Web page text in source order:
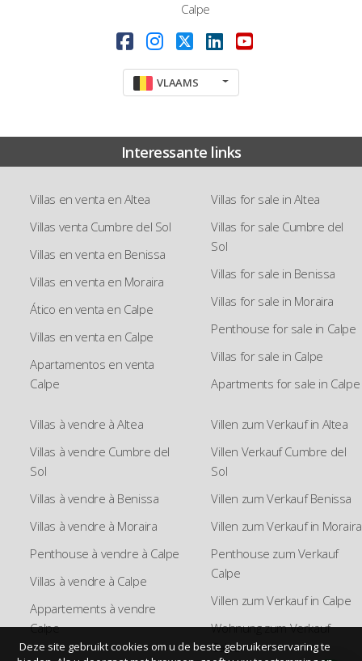
Calpe
VLAAMS
Interessante links
Villas en venta en Altea
Villas venta Cumbre del Sol
Villas en venta en Benissa
Villas en venta en Moraira
Ático en venta en Calpe
Villas en venta en Calpe
Apartamentos en venta
Calpe
Villas for sale in Altea
Villas for sale Cumbre del
Sol
Villas for sale in Benissa
Villas for sale in Moraira
Penthouse for sale in Calpe
Villas for sale in Calpe
Apartments for sale in Calpe
Villas à vendre à Altea
Villas à vendre Cumbre del
Sol
Villas à vendre à Benissa
Villas à vendre à Moraira
Penthouse à vendre à Calpe
Villas à vendre à Calpe
Appartements à vendre
Calpe
Villen zum Verkauf in Altea
Villen Verkauf Cumbre del
Sol
Villen zum Verkauf Benissa
Villen zum Verkauf in Moraira
Penthouse zum Verkauf
Calpe
Villen zum Verkauf in Calpe
Wohnung zum Verkauf
Calpe
Deze site gebruikt cookies om u de beste gebruikerservaring te